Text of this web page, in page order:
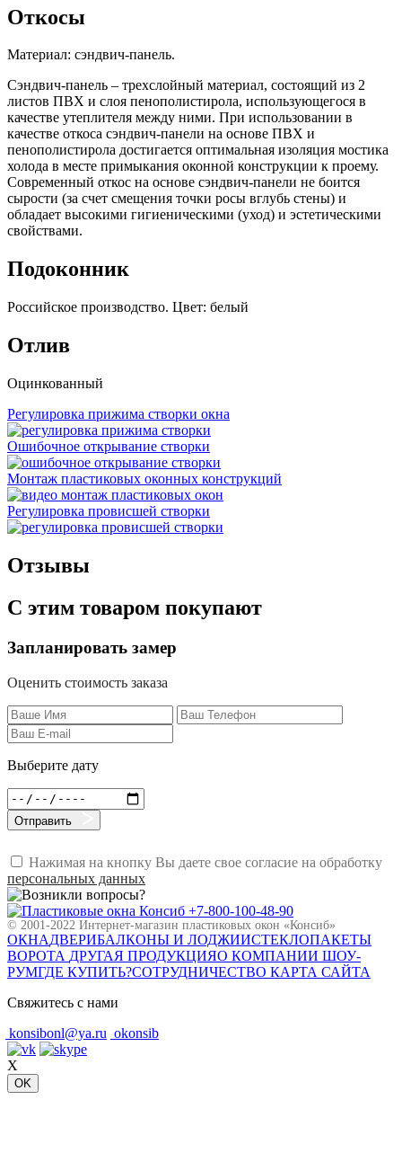
Откосы
Материал: сэндвич-панель.
Сэндвич-панель – трехслойный материал, состоящий из 2
листов ПВХ и слоя пенополистирола, использующегося в
качестве утеплителя между ними. При использовании в
качестве откоса сэндвич-панели на основе ПВХ и
пенополистирола достигается оптимальная изоляция мостика
холода в месте примыкания оконной конструкции к проему.
Современный откос на основе сэндвич-панели не боится
сырости (за счет смещения точки росы вглубь стены) и
обладает высокими гигиеническими (уход) и эстетическими
свойствами.
Подоконник
Российское производство. Цвет: белый
Отлив
Оцинкованный
Регулировка прижима створки окна
Ошибочное открывание створки
Монтаж пластиковых оконных конструкций
Регулировка провисшей створки
Отзывы
С этим товаром покупают
Запланировать замер
Оценить стоимость заказа
Выберите дату
Отправить
Нажимая на кнопку Вы даете свое согласие на обработку
персональных данных
+7-800-100-48-90
© 2001-2022 Интернет-магазин пластиковых окон «Консиб»
ОКНАДВЕРИБАЛКОНЫ И ЛОДЖИИСТЕКЛОПАКЕТЫ
ВОРОТА ДРУГАЯ ПРОДУКЦИЯО КОМПАНИИ ШОУ-
РУМГДЕ КУПИТЬ?СОТРУДНИЧЕСТВО КАРТА САЙТА
Свяжитесь с нами
konsibonl@ya.ru okonsib
X
OK